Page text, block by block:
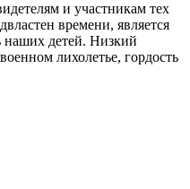
и участникам тех
времени, является
наших детей. Низкий
лихолетье, гордость